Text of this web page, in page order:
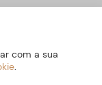
por
com a sua
.